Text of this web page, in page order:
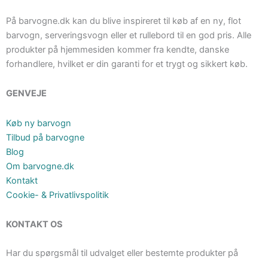
På barvogne.dk kan du blive inspireret til køb af en ny, flot
barvogn, serveringsvogn eller et rullebord til en god pris. Alle
produkter på hjemmesiden kommer fra kendte, danske
forhandlere, hvilket er din garanti for et trygt og sikkert køb.
GENVEJE
Køb ny barvogn
Tilbud på barvogne
Blog
Om barvogne.dk
Kontakt
Cookie- & Privatlivspolitik
KONTAKT OS
Har du spørgsmål til udvalget eller bestemte produkter på